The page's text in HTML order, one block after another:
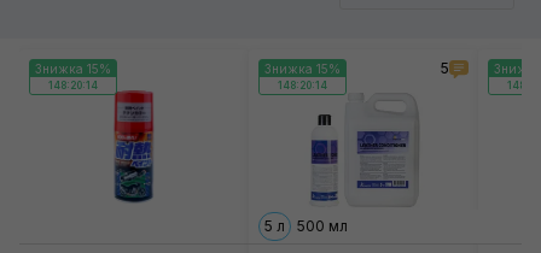
Знижка 15%
148:20:14
Знижка 15%
148:20:14
5
5 л 500 мл